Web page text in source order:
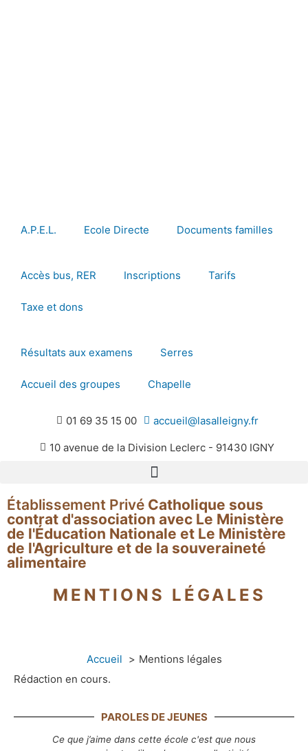
A.P.E.L. Ecole Directe Documents familles
Accès bus, RER Inscriptions Tarifs
Taxe et dons
Résultats aux examens Serres
Accueil des groupes Chapelle
01 69 35 15 00 accueil@lasalleigny.fr
10 avenue de la Division Leclerc - 91430 IGNY
Établissement Privé Catholique sous
contrat d'association avec Le Ministère
de l'Éducation Nationale et Le Ministère
de l'Agriculture et de la souveraineté
alimentaire
MENTIONS LÉGALES
Accueil
Mentions légales
Rédaction en cours.
PAROLES DE JEUNES
Ce que j’aime dans cette école c'est que nous